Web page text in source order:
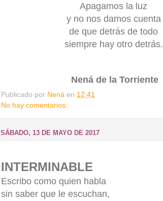
Apagamos la luz
y no nos damos cuenta
de que detrás de todo
siempre hay otro detrás.
Nená de la Torriente
Publicado por Nená en 12:41
No hay comentarios:
SÁBADO, 13 DE MAYO DE 2017
INTERMINABLE
Escribo como quien habla
sin saber que le escuchan,